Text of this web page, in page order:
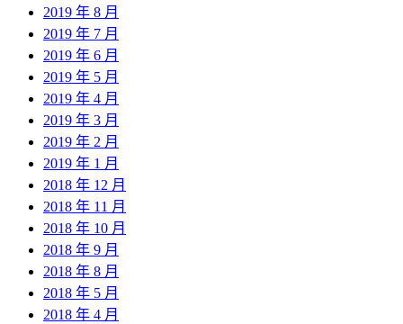
2019 年 8 月
2019 年 7 月
2019 年 6 月
2019 年 5 月
2019 年 4 月
2019 年 3 月
2019 年 2 月
2019 年 1 月
2018 年 12 月
2018 年 11 月
2018 年 10 月
2018 年 9 月
2018 年 8 月
2018 年 5 月
2018 年 4 月